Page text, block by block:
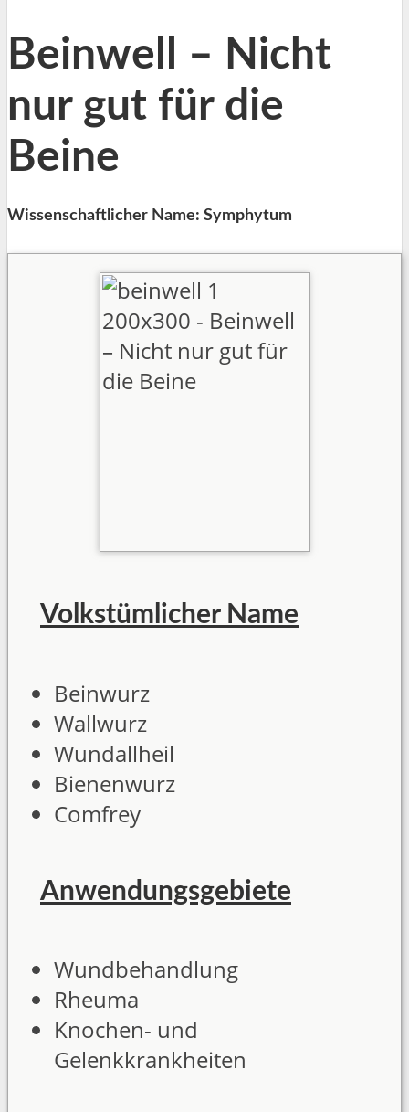
Beinwell – Nicht
nur gut für die
Beine
Wissenschaftlicher Name: Symphytum
Volkstümlicher Name
Beinwurz
Wallwurz
Wundallheil
Bienenwurz
Comfrey
Anwendungsgebiete
Wundbehandlung
Rheuma
Knochen- und
Gelenkkrankheiten